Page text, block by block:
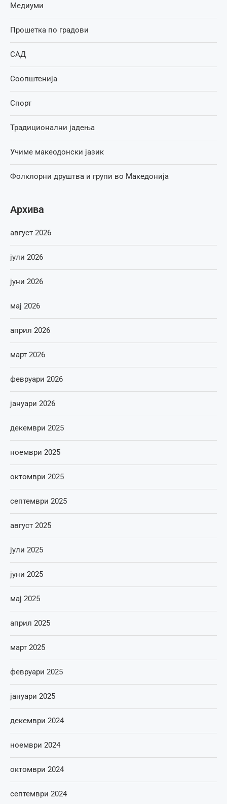
Медиуми
Прошетка по градови
САД
Соопштенија
Спорт
Традиционални јадења
Учиме макеодонски јазик
Фолклорни друштва и групи во Македонија
Архива
август 2026
јули 2026
јуни 2026
мај 2026
април 2026
март 2026
февруари 2026
јануари 2026
декември 2025
ноември 2025
октомври 2025
септември 2025
август 2025
јули 2025
јуни 2025
мај 2025
април 2025
март 2025
февруари 2025
јануари 2025
декември 2024
ноември 2024
октомври 2024
септември 2024